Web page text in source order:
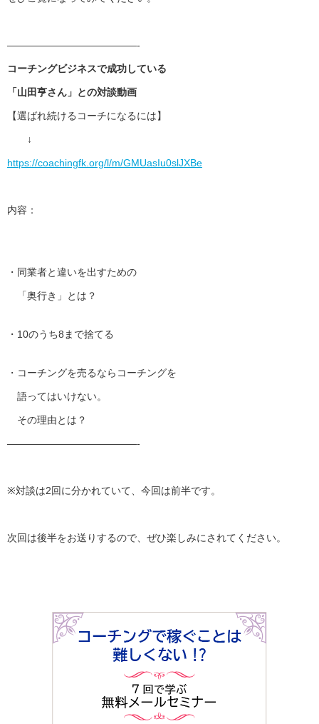
—————————————-
コーチングビジネスで成功している
「山田亨さん」との対談動画
【選ばれ続けるコーチになるには】
↓
https://coachingfk.org/l/m/GMUasIu0slJXBe
内容：
・同業者と違いを出すための
「奥行き」とは？
・10のうち8まで捨てる
・コーチングを売るならコーチングを
語ってはいけない。
その理由とは？
—————————————-
※対談は2回に分かれていて、今回は前半です。
次回は後半をお送りするので、ぜひ楽しみにされてください。